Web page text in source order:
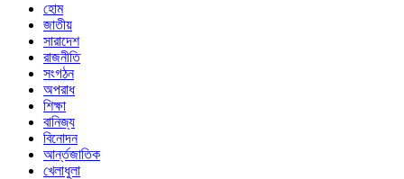
হোম
জাতীয়
সারাদেশ
রাজনীতি
সংগঠন
অপরাধ
শিক্ষা
বানিজ্য
বিনোদন
আর্ন্তজাতিক
খেলাধুলা